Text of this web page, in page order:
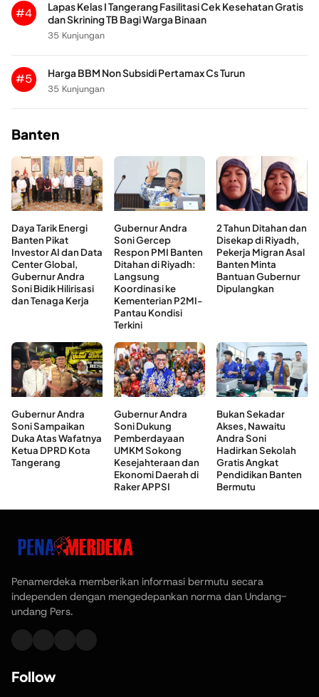
#4
Lapas Kelas I Tangerang Fasilitasi Cek Kesehatan Gratis
dan Skrining TB Bagi Warga Binaan
35 Kunjungan
#5
Harga BBM Non Subsidi Pertamax Cs Turun
35 Kunjungan
Banten
Daya Tarik Energi
Banten Pikat
Investor AI dan Data
Center Global,
Gubernur Andra
Soni Bidik Hilirisasi
dan Tenaga Kerja
Gubernur Andra
Soni Gercep
Respon PMI Banten
Ditahan di Riyadh:
Langsung
Koordinasi ke
Kementerian P2MI-
Pantau Kondisi
Terkini
2 Tahun Ditahan dan
Disekap di Riyadh,
Pekerja Migran Asal
Banten Minta
Bantuan Gubernur
Dipulangkan
Gubernur Andra
Soni Sampaikan
Duka Atas Wafatnya
Ketua DPRD Kota
Tangerang
Gubernur Andra
Soni Dukung
Pemberdayaan
UMKM Sokong
Kesejahteraan dan
Ekonomi Daerah di
Raker APPSI
Bukan Sekadar
Akses, Nawaitu
Andra Soni
Hadirkan Sekolah
Gratis Angkat
Pendidikan Banten
Bermutu
Penamerdeka memberikan informasi bermutu secara
independen dengan mengedepankan norma dan Undang-
undang Pers.
Follow